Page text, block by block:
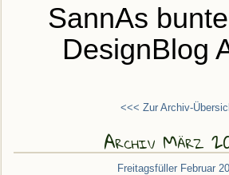
SannAs
DesignBlog
<<< Zur Archiv-
Archiv März
Freitagsfüller Februar